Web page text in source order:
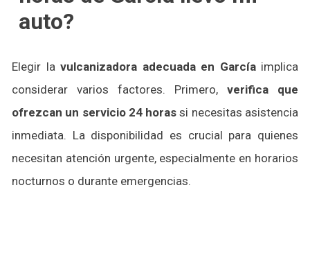
auto?
Elegir la vulcanizadora adecuada en Garcíaimplica
considerar varios factores. Primero, verifica que
ofrezcan un servicio 24 horassi necesitas asistencia
inmediata. La disponibilidad es crucial para quienes
necesitan atención urgente, especialmente en horarios
nocturnos o durante emergencias.